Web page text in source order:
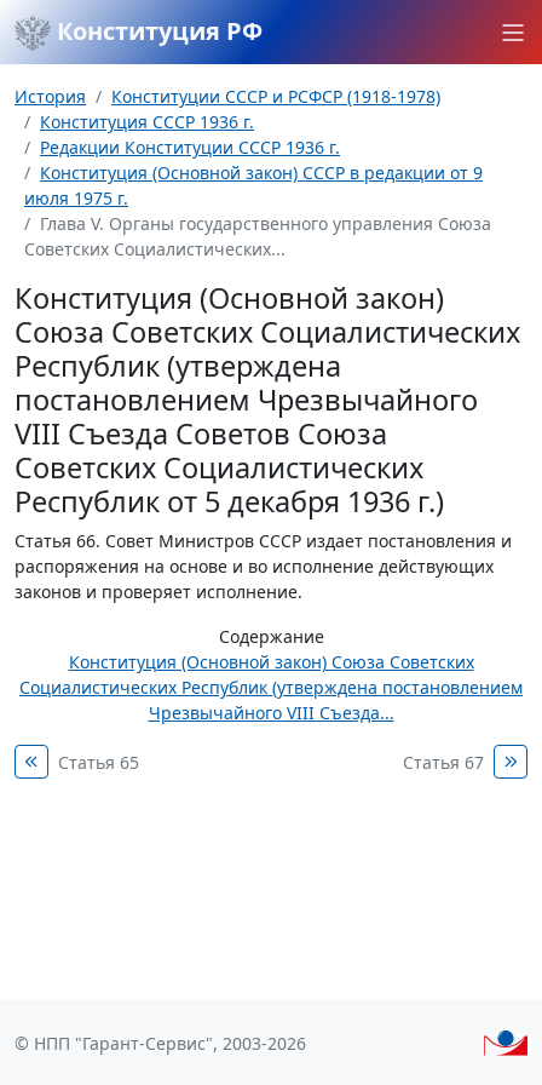
Конституция РФ
История
Конституции СССР и РСФСР (1918-1978)
Конституция СССР 1936 г.
Редакции Конституции СССР 1936 г.
Конституция (Основной закон) СССР в редакции от 9
июля 1975 г.
Глава V. Органы государственного управления Союза
Советских Социалистических...
Конституция (Основной закон)
Союза Советских Социалистических
Республик (утверждена
постановлением Чрезвычайного
VIII Съезда Советов Союза
Советских Социалистических
Республик от 5 декабря 1936 г.)
Статья 66. Совет Министров СССР издает постановления и
распоряжения на основе и во исполнение действующих
законов и проверяет исполнение.
Содержание
Конституция (Основной закон) Союза Советских
Социалистических Республик (утверждена постановлением
Чрезвычайного VIII Съезда...
Статья 65 Статья 67
© НПП "Гарант-Сервис", 2003-2026